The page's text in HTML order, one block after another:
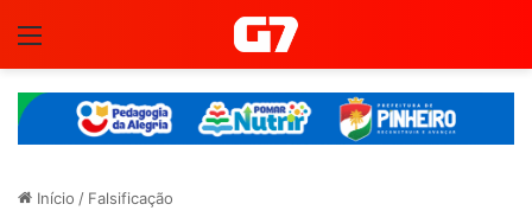
Início / Falsificação